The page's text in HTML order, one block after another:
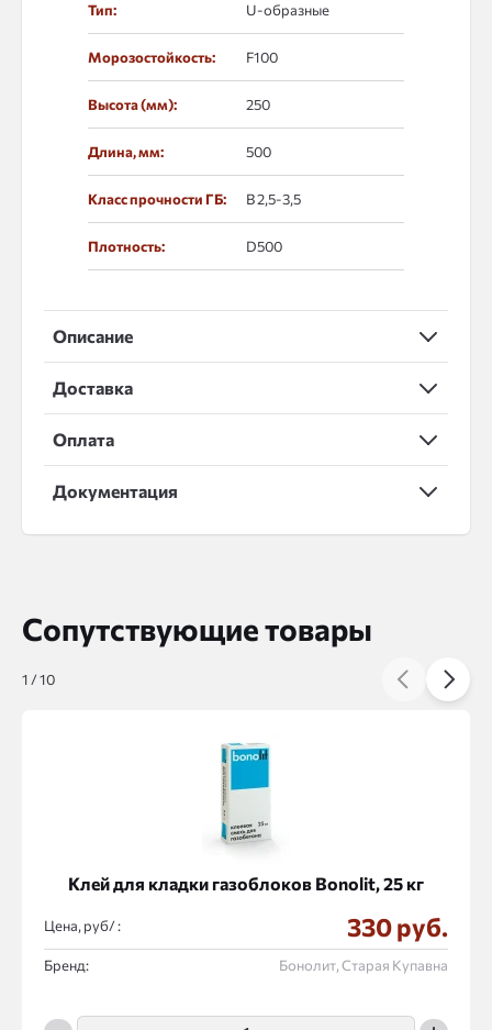
Тип: U-образные
Морозостойкость: F100
Высота (мм): 250
Длина, мм: 500
Класс прочности ГБ: В 2,5-3,5
Плотность: D500
Описание
Доставка
Оплата
Документация
Сопутствующие товары
Клей для кладки газоблоков Bonolit, 25 кг
Цена, руб/ : 330 руб.
Бренд: Бонолит, Старая Купавна
1 /10